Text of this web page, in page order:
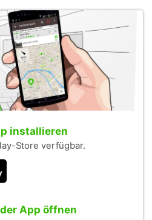
installieren
Store verfügbar.
App öffnen